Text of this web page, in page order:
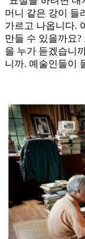
머니 같은 강이 들
가르고 나옵니다.
만들 수 있을까요
을 누가 듣겠습니
니까. 예술인들이